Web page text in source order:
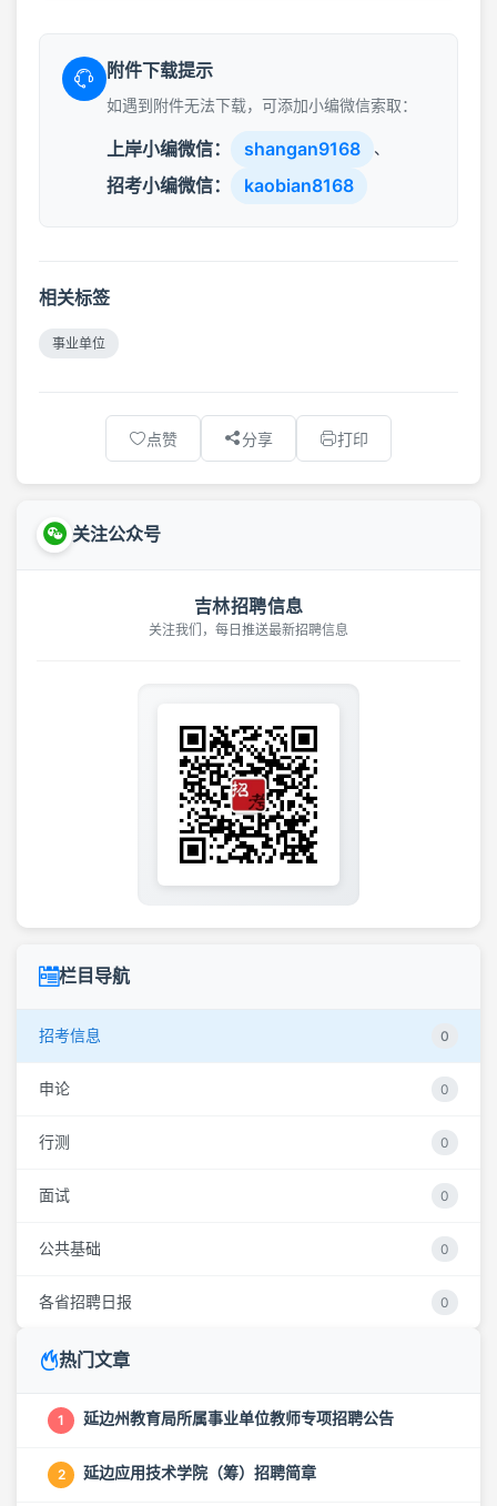
附件下载提示
如遇到附件无法下载，可添加小编微信索取：
上岸小编微信： shangan9168 、
招考小编微信： kaobian8168
相关标签
事业单位
点赞 分享 打印
关注公众号
吉林招聘信息
关注我们，每日推送最新招聘信息
栏目导航
招考信息 0
申论 0
行测 0
面试 0
公共基础 0
各省招聘日报 0
热门文章
1 延边州教育局所属事业单位教师专项招聘公告
2 延边应用技术学院（筹）招聘简章